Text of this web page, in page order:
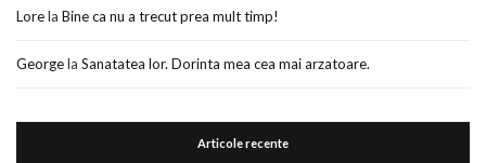
Lorela Bine ca nu a trecut prea mult timp!
Georgela Sanatatea lor. Dorinta mea cea mai arzatoare.
Articole recente